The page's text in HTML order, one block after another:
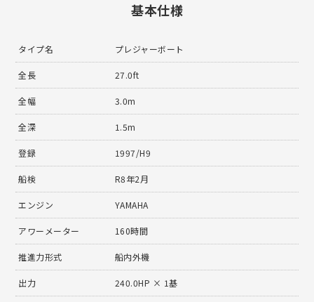
基本仕様
タイプ名 プレジャーボート
全長 27.0ft
全幅 3.0m
全深 1.5m
登録 1997/H9
船検 R8年2月
エンジン YAMAHA
アワーメーター 160時間
推進力形式 船内外機
出力 240.0HP × 1基